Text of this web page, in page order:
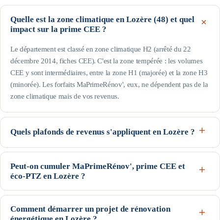
Quelle est la zone climatique en Lozère (48) et quel
impact sur la prime CEE ?
Le département est classé en zone climatique H2 (arrêté du 22
décembre 2014, fiches CEE). C'est la zone tempérée : les volumes
CEE y sont intermédiaires, entre la zone H1 (majorée) et la zone H3
(minorée). Les forfaits MaPrimeRénov', eux, ne dépendent pas de la
zone climatique mais de vos revenus.
Quels plafonds de revenus s'appliquent en Lozère ?
Le département est hors Île-de-France : pour une personne seule, le
profil Bleu (très modestes) va jusqu'à 17 363 € de revenu fiscal de
référence, le Jaune jusqu'à 22 259 € et le Violet jusqu'à 31 185 € ;
au-delà, profil Rose. Les plafonds augmentent avec la taille du foyer
février 2026.
Peut-on cumuler MaPrimeRénov', prime CEE et
éco-PTZ en Lozère ?
Oui, ces trois dispositifs nationaux sont cumulables sur un même
projet, sous conditions d'éligibilité : MaPrimeRénov' et la prime CEE
Comment démarrer un projet de rénovation